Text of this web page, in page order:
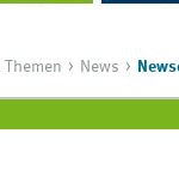
Themen News